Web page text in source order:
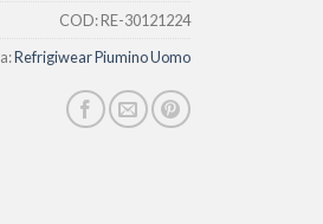
COD:RE-30121224
Refrigiwear Piumino Uomo